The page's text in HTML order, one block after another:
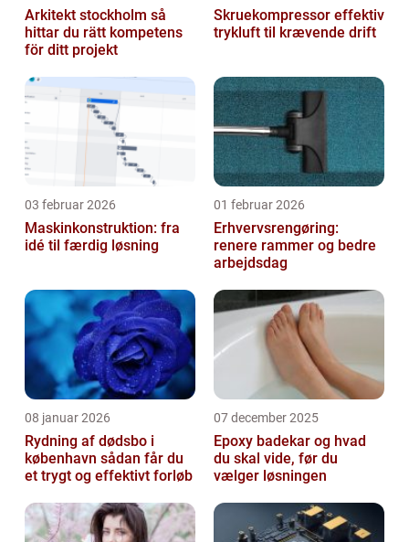
Arkitekt stockholm så
hittar du rätt kompetens
för ditt projekt
Skruekompressor effektiv
trykluft til krævende drift
03 februar 2026
Maskinkonstruktion: fra
idé til færdig løsning
01 februar 2026
Erhvervsrengøring:
renere rammer og bedre
arbejdsdag
08 januar 2026
Rydning af dødsbo i
københavn sådan får du
et trygt og effektivt forløb
07 december 2025
Epoxy badekar og hvad
du skal vide, før du
vælger løsningen